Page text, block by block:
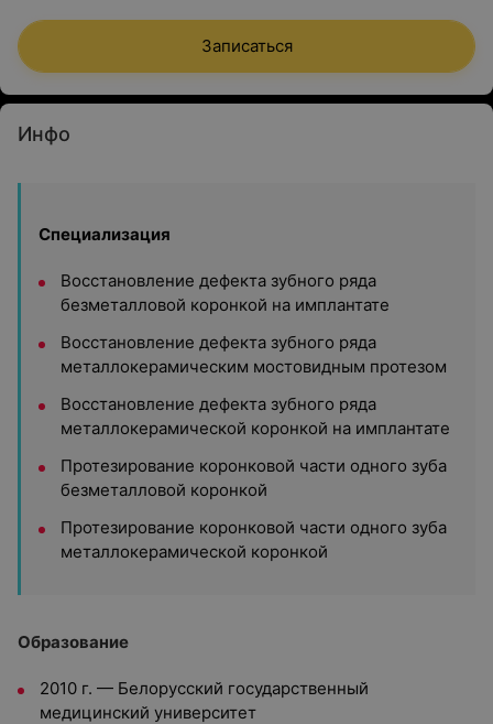
Записаться
Инфо
Специализация
Восстановление дефекта зубного ряда
безметалловой коронкой на имплантате
Восстановление дефекта зубного ряда
металлокерамическим мостовидным протезом
Восстановление дефекта зубного ряда
металлокерамической коронкой на имплантате
Протезирование коронковой части одного зуба
безметалловой коронкой
Протезирование коронковой части одного зуба
металлокерамической коронкой
Образование
2010 г. — Белорусский государственный
медицинский университет